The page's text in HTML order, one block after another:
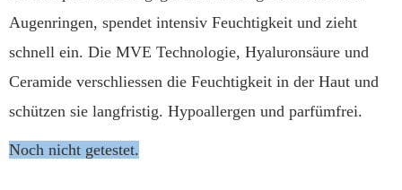
Augenringen, spendet intensiv Feuchtigkeit und zieht
schnell ein. Die MVE Technologie, Hyaluronsäure und
Ceramide verschliessen die Feuchtigkeit in der Haut und
schützen sie langfristig. Hypoallergen und parfümfrei.
Noch nicht getestet.